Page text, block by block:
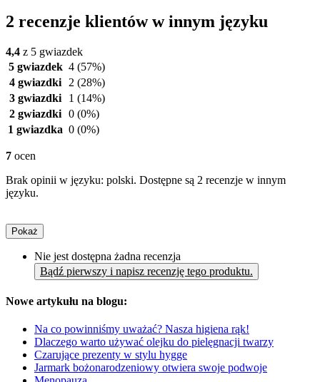
2 recenzje klientów w innym języku
4,4 z 5 gwiazdek
5 gwiazdek 4 (57%)
4 gwiazdki
2 (28%)
3 gwiazdki
1 (14%)
2 gwiazdki 0 (0%)
1 gwiazdka 0 (0%)
7 ocen
Brak opinii w języku: polski. Dostępne są 2 recenzje w innym
języku.
Pokaż
Nie jest dostępna żadna recenzja
Bądź pierwszy i napisz recenzję tego produktu.
Nowe artykułu na blogu:
Na co powinniśmy uważać? Nasza higiena rąk!
Dlaczego warto używać olejku do pielęgnacji twarzy
Czarujące prezenty w stylu hygge
Jarmark bożonarodzeniowy otwiera swoje podwoje